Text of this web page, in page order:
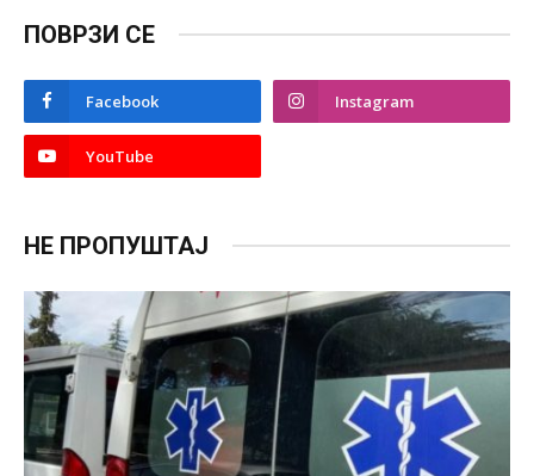
ПОВРЗИ СЕ
Facebook Instagram
YouTube
НЕ ПРОПУШТАЈ